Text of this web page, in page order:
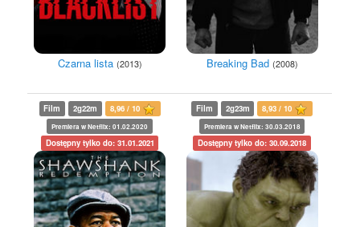
Czarna lista (2013) Breaking Bad (2008)
Film 2g22m 8,96 / 10
Premiera w Netflix: 01.02.2020
Dostępny tylko do: 31.01.2021
Film 2g23m 8,93 / 10
Premiera w Netflix: 30.03.2018
Dostępny tylko do: 30.09.2018